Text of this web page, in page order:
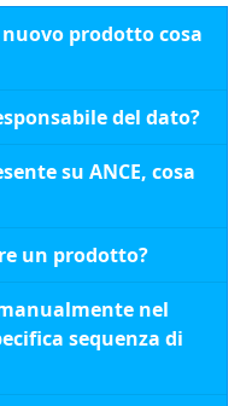
prodotto cosa
del dato?
su ANCE, cosa
un prodotto?
nel
sequenza di